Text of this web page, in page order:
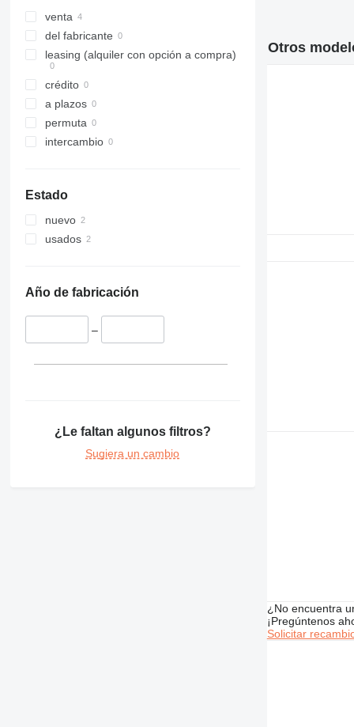
venta
del fabricante
leasing (alquiler con opción a compra)
crédito
a plazos
permuta
intercambio
Estado
nuevo
usados
Año de fabricación
–
¿Le faltan algunos filtros?
Sugiera un cambio
Otros
¿No encuentra
¡Pregúntenos
Solicitar